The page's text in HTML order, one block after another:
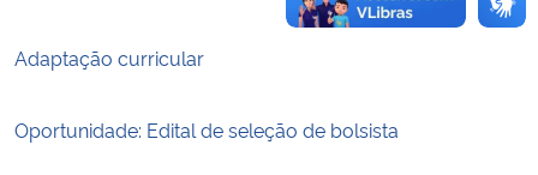
Adaptação curricular
Oportunidade: Edital de seleção de bolsista